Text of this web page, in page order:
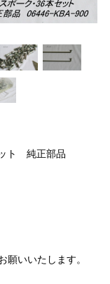
ト 純正部品
願いいたします。